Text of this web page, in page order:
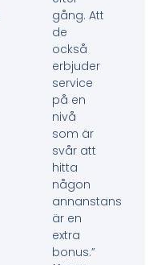
gång. Att
de
också
erbjuder
service
på en
nivå
som är
svår att
hitta
någon
annanstans
är en
extra
bonus.”